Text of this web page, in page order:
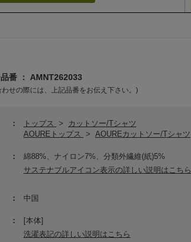
品番 ： AMNT262033
せの際には、上記品番をお伝え下さい。)
トップス >
カットソー/Tシャツ
AOUREトップス
> AOUREカットソー/Tシャツ
綿88%、ナイロン7%、分類外繊維(紙)5%
サステナブルアイコン表示の詳しい説明はこちら
中国
[本体]
洗濯表記の詳しい説明はこちら